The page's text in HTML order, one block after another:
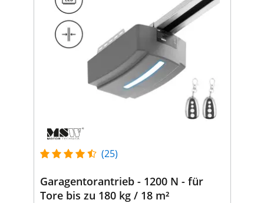
(25)
Garagentorantrieb - 1200 N - für
Tore bis zu 180 kg / 18 m²